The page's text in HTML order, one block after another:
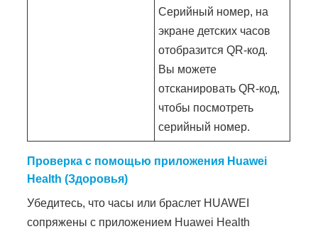
Серийный номер, на
экране детских часов
отобразится QR-код.
Вы можете
отсканировать QR-код,
чтобы посмотреть
серийный номер.
Проверка с помощью приложения Huawei
Health (Здоровья)
Убедитесь, что часы или браслет HUAWEI
сопряжены с приложением Huawei Health